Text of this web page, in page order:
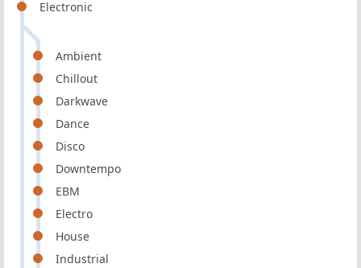
Electronic
Ambient
Chillout
Darkwave
Dance
Disco
Downtempo
EBM
Electro
House
Industrial